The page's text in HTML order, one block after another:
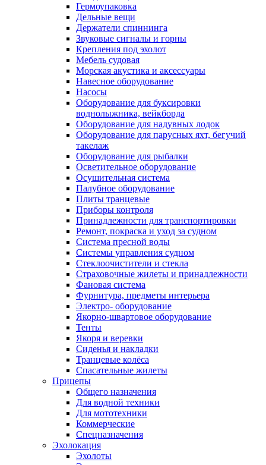
Гермоупаковка
Дельные вещи
Держатели спиннинга
Звуковые сигналы и горны
Крепления под эхолот
Мебель судовая
Морская акустика и аксессуары
Навесное оборудование
Насосы
Оборудование для буксировки
воднолыжника, вейкборда
Оборудование для надувных лодок
Оборудование для парусных яхт, бегучий
такелаж
Оборудование для рыбалки
Осветительное оборудование
Осушительная система
Палубное оборудование
Плиты транцевые
Приборы контроля
Принадлежности для транспортировки
Ремонт, покраска и уход за судном
Система пресной воды
Системы управления судном
Стеклоочистители и стекла
Страховочные жилеты и принадлежности
Фановая система
Фурнитура, предметы интерьера
Электро- оборудование
Якорно-швартовое оборудование
Тенты
Якоря и веревки
Сиденья и накладки
Транцевые колёса
Спасательные жилеты
Прицепы
Общего назначения
Для водной техники
Для мототехники
Коммерческие
Спецназначения
Эхолокация
Эхолоты